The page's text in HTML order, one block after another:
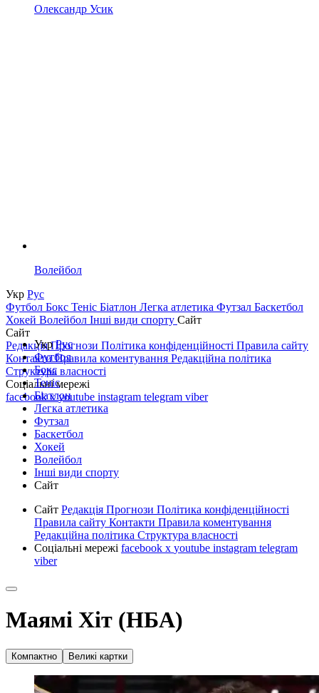
Олександр Усик
Волейбол
Укр Рус
Футбол Бокс Теніс Біатлон Легка атлетика Футзал Баскетбол
Хокей Волейбол Інші види спорту Сайт
Сайт
РедакціяПрогнози Політика конфіденційності Правила сайту
КонтактиПравила коментування Редакційна політика
Структура власності
Соціальні мережі
facebookxyoutube instagram telegram viber
УкрРус
Футбол
Бокс
Теніс
Біатлон
Легка атлетика
Футзал
Баскетбол
Хокей
Волейбол
Інші види спорту
Сайт
Сайт Редакція Прогнози Політика конфіденційності
Правила сайту Контакти Правила коментування
Редакційна політика Структура власності
Соціальні мережі facebook x youtube instagram telegram
viber
Маямі Хіт (НБА)
Компактно Великі картки